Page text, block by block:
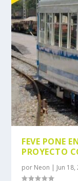
FEVE PONE
PROYECTO
por Neon | Jun 18,